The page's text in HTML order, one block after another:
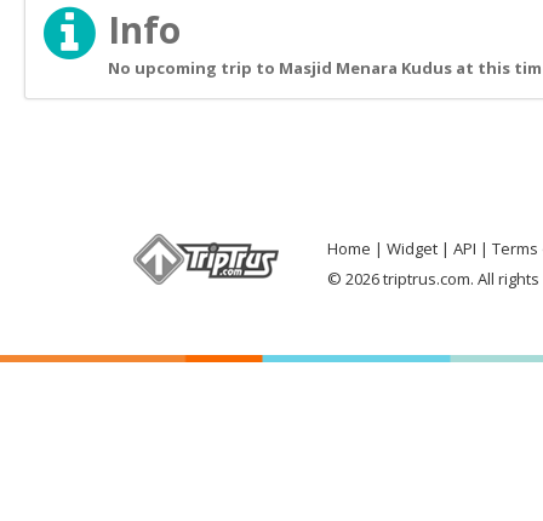
Info
No upcoming trip to Masjid Menara Kudus at this
Home Widget API
Terms
© 2026 triptrus.com. All